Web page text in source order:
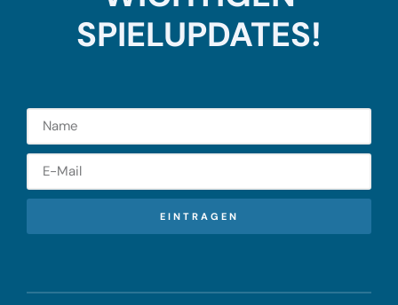
SPIELUPDATES!
EINTRAGEN